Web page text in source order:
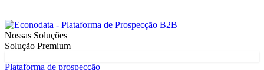
Nossas Soluções
Solução Premium
Plataforma de prospecção